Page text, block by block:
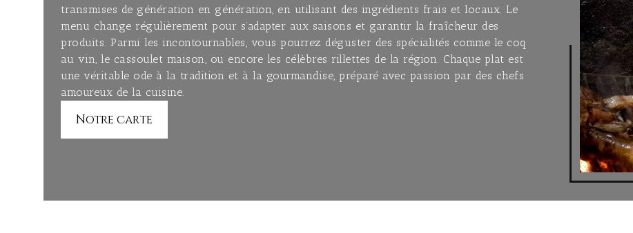
transmises de génération en génération, en utilisant des ingrédients frais et locaux. Le
menu change régulièrement pour s’adapter aux saisons et garantir la fraîcheur des
produits. Parmi les incontournables, vous pourrez déguster des spécialités comme le coq
au vin, le cassoulet maison, ou encore les célèbres rillettes de la région. Chaque plat est
une véritable ode à la tradition et à la gourmandise, préparé avec passion par des chefs
amoureux de la cuisine.
Notre carte